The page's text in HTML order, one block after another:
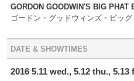
GORDON GOODWIN'S BIG PHAT
ゴードン・グッドウィンズ・ビッ
DATE & SHOWTIMES
2016 5.11 wed., 5.12 thu., 5.13